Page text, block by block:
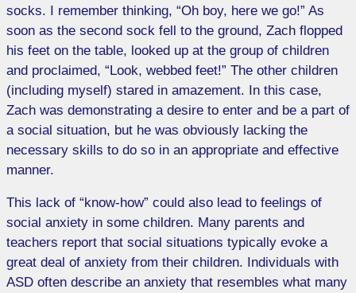
socks. I remember thinking, “Oh boy, here we go!” As
soon as the second sock fell to the ground, Zach flopped
his feet on the table, looked up at the group of children
and proclaimed, “Look, webbed feet!” The other children
(including myself) stared in amazement. In this case,
Zach was demonstrating a desire to enter and be a part of
a social situation, but he was obviously lacking the
necessary skills to do so in an appropriate and effective
manner.
This lack of “know-how” could also lead to feelings of
social anxiety in some children. Many parents and
teachers report that social situations typically evoke a
great deal of anxiety from their children. Individuals with
ASD often describe an anxiety that resembles what many